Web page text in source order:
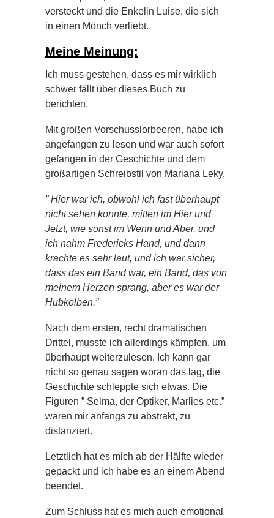
versteckt und die Enkelin Luise, die sich
in einen Mönch verliebt.
Meine Meinung:
Ich muss gestehen, dass es mir wirklich
schwer fällt über dieses Buch zu
berichten.
Mit großen Vorschusslorbeeren, habe ich
angefangen zu lesen und war auch sofort
gefangen in der Geschichte und dem
großartigen Schreibstil von Mariana Leky.
” Hier war ich, obwohl ich fast überhaupt
nicht sehen konnte, mitten im Hier und
Jetzt, wie sonst im Wenn und Aber, und
ich nahm Fredericks Hand, und dann
krachte es sehr laut, und ich war sicher,
dass das ein Band war, ein Band, das von
meinem Herzen sprang, aber es war der
Hubkolben.”
Nach dem ersten, recht dramatischen
Drittel, musste ich allerdings kämpfen, um
überhaupt weiterzulesen. Ich kann gar
nicht so genau sagen woran das lag, die
Geschichte schleppte sich etwas. Die
Figuren ” Selma, der Optiker, Marlies etc.”
waren mir anfangs zu abstrakt, zu
distanziert.
Letztlich hat es mich ab der Hälfte wieder
gepackt und ich habe es an einem Abend
beendet.
Zum Schluss hat es mich auch emotional